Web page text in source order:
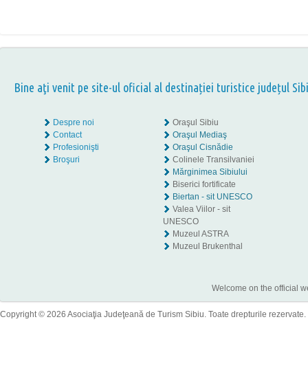
Bine aţi venit pe site-ul oficial al destinației turistice județul
Despre noi
Contact
Profesionişti
Broşuri
Oraşul Sibiu
Oraşul Mediaş
Oraşul Cisnădie
Colinele Transilvaniei
Mărginimea Sibiului
Biserici fortificate
Biertan - sit UNESCO
Valea Viilor - sit
UNESCO
Muzeul ASTRA
Muzeul Brukenthal
Welcome on the official
Copyright © 2026 Asociaţia Judeţeană de Turism Sibiu. Toate drepturile rezervate.